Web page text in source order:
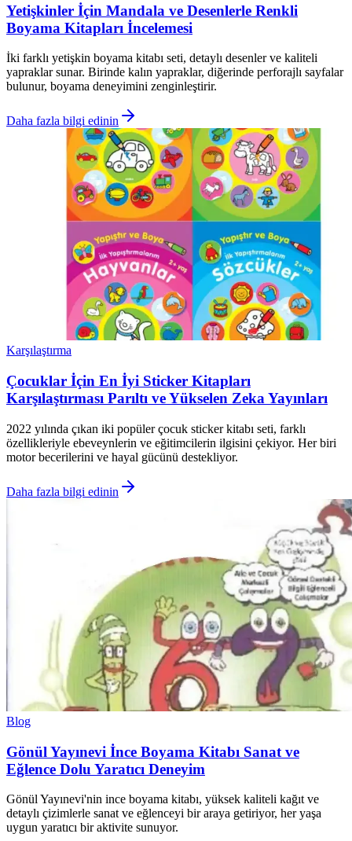
Yetişkinler İçin Mandala ve Desenlerle Renkli
Boyama Kitapları İncelemesi
İki farklı yetişkin boyama kitabı seti, detaylı desenler ve kaliteli
yapraklar sunar. Birinde kalın yapraklar, diğerinde perforajlı sayfalar
bulunur, boyama deneyimini zenginleştirir.
Daha fazla bilgi edinin
Karşılaştırma
Çocuklar İçin En İyi Sticker Kitapları
Karşılaştırması Parıltı ve Yükselen Zeka Yayınları
2022 yılında çıkan iki popüler çocuk sticker kitabı seti, farklı
özellikleriyle ebeveynlerin ve eğitimcilerin ilgisini çekiyor. Her biri
motor becerilerini ve hayal gücünü destekliyor.
Daha fazla bilgi edinin
Blog
Gönül Yayınevi İnce Boyama Kitabı Sanat ve
Eğlence Dolu Yaratıcı Deneyim
Gönül Yayınevi'nin ince boyama kitabı, yüksek kaliteli kağıt ve
detaylı çizimlerle sanat ve eğlenceyi bir araya getiriyor, her yaşa
uygun yaratıcı bir aktivite sunuyor.